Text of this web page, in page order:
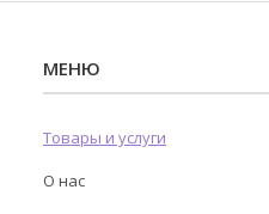
Товары и услуги
О нас